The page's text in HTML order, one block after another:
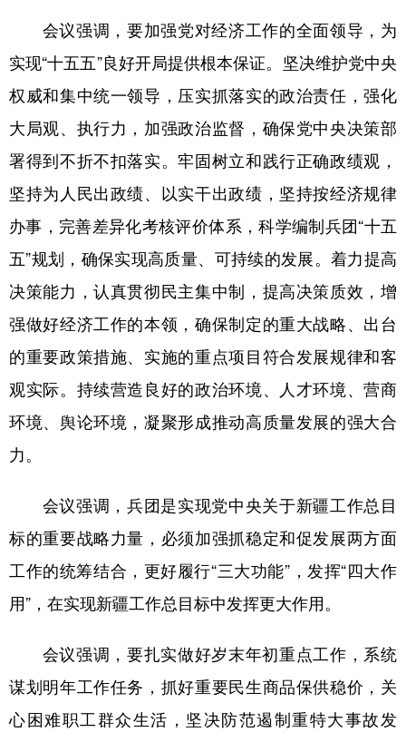
会议强调，要加强党对经济工作的全面领导，为
实现“十五五”良好开局提供根本保证。坚决维护党中央
权威和集中统一领导，压实抓落实的政治责任，强化
大局观、执行力，加强政治监督，确保党中央决策部
署得到不折不扣落实。牢固树立和践行正确政绩观，
坚持为人民出政绩、以实干出政绩，坚持按经济规律
办事，完善差异化考核评价体系，科学编制兵团“十五
五”规划，确保实现高质量、可持续的发展。着力提高
决策能力，认真贯彻民主集中制，提高决策质效，增
强做好经济工作的本领，确保制定的重大战略、出台
的重要政策措施、实施的重点项目符合发展规律和客
观实际。持续营造良好的政治环境、人才环境、营商
环境、舆论环境，凝聚形成推动高质量发展的强大合
力。
会议强调，兵团是实现党中央关于新疆工作总目
标的重要战略力量，必须加强抓稳定和促发展两方面
工作的统筹结合，更好履行“三大功能”，发挥“四大作
用”，在实现新疆工作总目标中发挥更大作用。
会议强调，要扎实做好岁末年初重点工作，系统
谋划明年工作任务，抓好重要民生商品保供稳价，关
心困难职工群众生活，坚决防范遏制重特大事故发